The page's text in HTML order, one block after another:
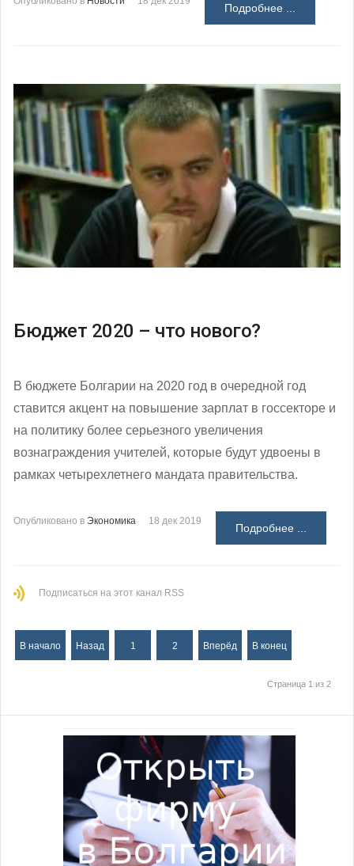
Подробнее ...
Бюджет 2020 – что нового?
В бюджете Болгарии на 2020 год в очередной год
ставится акцент на повышение зарплат в госсекторе и
на политику более серьезного увеличения
вознаграждения учителей, которые будут удвоены в
рамках четырехлетнего мандата правительства.
Опубликовано в Экономика 18 дек 2019
Подробнее ...
Подписаться на этот канал RSS
В начало Назад 1 2 Вперёд В конец
Страница 1 из 2